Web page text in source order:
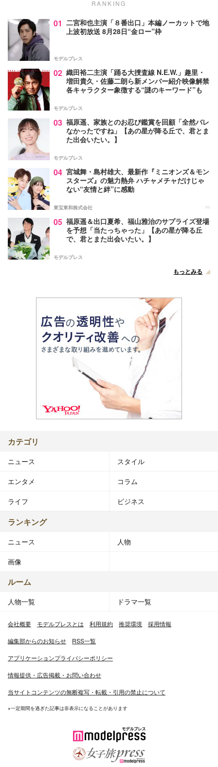
RANKING
01 二宮和也主演「８番出口」本編ノーカットで地
上波初放送 8月28日“金ロー”枠
モデルプレス
02 織田裕二主演「踊る大捜査線 N.E.W.」趣里・
増田貴久・佐藤二朗ら新メンバー紹介映像解禁
各キャラクター象徴する“謎のキーワード”も
モデルプレス
03 福原遥、家族とのお忍び鑑賞を回顧「全然バレ
なかったですね」【あの星が降る丘で、君とま
た出会いたい。】
モデルプレス
04 宮城舞・島村雄大、最新作『ミニオンズ＆モン
スターズ』の魅力熱弁 ハチャメチャだけじゃ
ない“友情と絆”に感動
東宝東和株式会社 PR
05 福原遥＆出口夏希、福山雅治のサプライズ登場
を予想「当たっちゃった」【あの星が降る丘
で、君とまた出会いたい。】
モデルプレス
もっとみる
カテゴリ
ニュース スタイル
エンタメ コラム
ライフ ビジネス
ランキング
ニュース 人物
画像
ルーム
人物一覧 ドラマ一覧
会社概要 モデルプレスとは 利用規約 推奨環境 採用情報
編集部からのお知らせ RSS一覧
アプリケーションプライバシーポリシー
情報提供・広告掲載・お問い合わせ
当サイトコンテンツの無断複写・転載・引用の禁止について
※一定期間を過ぎた記事は非表示になることがあります